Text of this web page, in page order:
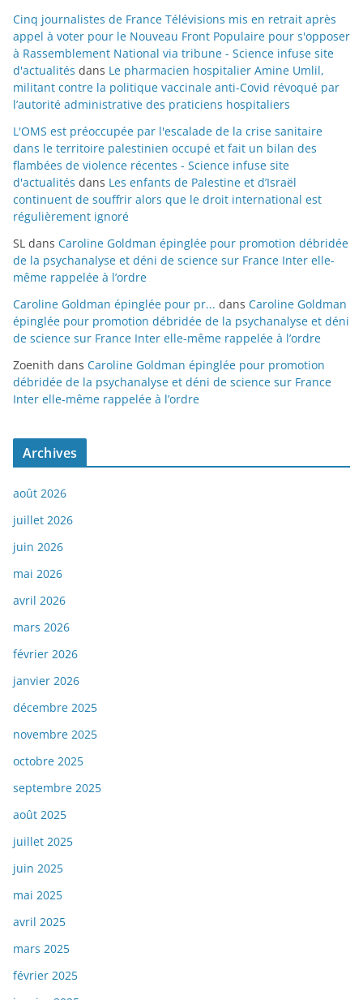
Cinq journalistes de France Télévisions mis en retrait après
appel à voter pour le Nouveau Front Populaire pour s'opposer
à Rassemblement National via tribune - Science infuse site
d'actualités dans Le pharmacien hospitalier Amine Umlil,
militant contre la politique vaccinale anti-Covid révoqué par
l’autorité administrative des praticiens hospitaliers
L'OMS est préoccupée par l'escalade de la crise sanitaire
dans le territoire palestinien occupé et fait un bilan des
flambées de violence récentes - Science infuse site
d'actualités dans Les enfants de Palestine et d’Israël
continuent de souffrir alors que le droit international est
régulièrement ignoré
SL dans Caroline Goldman épinglée pour promotion débridée
de la psychanalyse et déni de science sur France Inter elle-
même rappelée à l’ordre
Caroline Goldman épinglée pour pr... dans Caroline Goldman
épinglée pour promotion débridée de la psychanalyse et déni
de science sur France Inter elle-même rappelée à l’ordre
Zoenith dans Caroline Goldman épinglée pour promotion
débridée de la psychanalyse et déni de science sur France
Inter elle-même rappelée à l’ordre
Archives
août 2026
juillet 2026
juin 2026
mai 2026
avril 2026
mars 2026
février 2026
janvier 2026
décembre 2025
novembre 2025
octobre 2025
septembre 2025
août 2025
juillet 2025
juin 2025
mai 2025
avril 2025
mars 2025
février 2025